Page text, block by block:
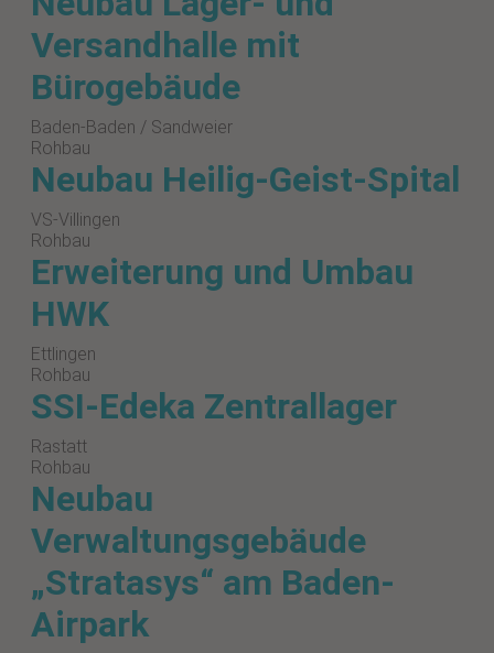
Versandhalle mit
Bürogebäude
Baden-Baden / Sandweier
Rohbau
Neubau Heilig-Geist-Spital
VS-Villingen
Rohbau
Erweiterung und Umbau
HWK
Ettlingen
Rohbau
SSI-Edeka Zentrallager
Rastatt
Rohbau
Neubau
Verwaltungsgebäude
„Stratasys“ am Baden-
Airpark